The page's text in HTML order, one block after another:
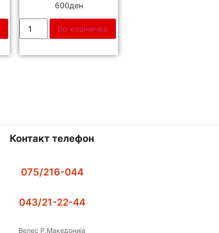
600ден
Во кошничка
Контакт телефон
075/216-044
043/21-22-44
Велес Р.Македонија